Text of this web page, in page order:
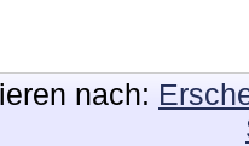
nach: